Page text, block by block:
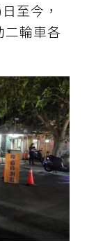
至今，
二輪車各